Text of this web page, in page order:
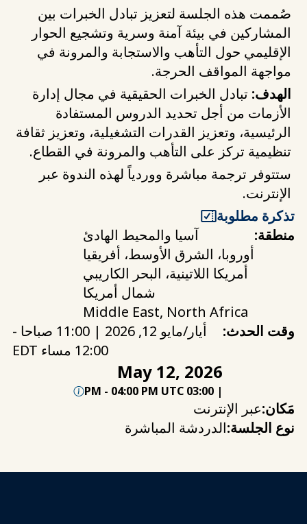
صُممت هذه الجلسة لتعزيز تبادل الخبرات بين
المشاركين في بيئة آمنة وسرية وتشجيع الحوار
الإقليمي حول التأهب والاستجابة والمرونة في
مواجهة المواقف الحرجة.
الهدف: تبادل الخبرات الحقيقية في مجال إدارة
الأزمات من أجل تحديد الدروس المستفادة
الرئيسية، وتعزيز القدرات التشغيلية، وتعزيز ثقافة
تنظيمية تركز على التأهب والمرونة في القطاع.
ستتوفر ترجمة مباشرة ووردياً لهذه الندوة عبر
الإنترنت.
تذكرة مطلوبة
منطقة:
آسيا والمحيط الهادئ
أوروبا، الشرق الأوسط، أفريقيا
أمريكا اللاتينية، البحر الكاريبي
شمال أمريكا
Middle East, North Africa
وقت الحدث:
أيار/مايو 12, 2026 | 11:00 صباحا -
12:00 مساء EDT
May 12, 2026
|
03:00 PM
- 04:00 PM UTC
مَكان:عبر الإنترنت
نوع الجلسة:الدردشة المباشرة